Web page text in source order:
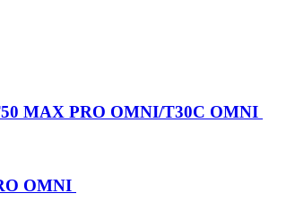
MAX PRO OMNI/T30C OMNI
OMNI